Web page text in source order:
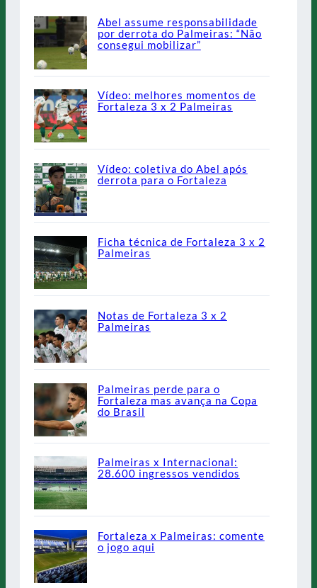
Abel assume responsabilidade
por derrota do Palmeiras: “Não
consegui mobilizar”
Vídeo: melhores momentos de
Fortaleza 3 x 2 Palmeiras
Vídeo: coletiva do Abel após
derrota para o Fortaleza
Ficha técnica de Fortaleza 3 x 2
Palmeiras
Notas de Fortaleza 3 x 2
Palmeiras
Palmeiras perde para o
Fortaleza mas avança na Copa
do Brasil
Palmeiras x Internacional:
28.600 ingressos vendidos
Fortaleza x Palmeiras: comente
o jogo aqui